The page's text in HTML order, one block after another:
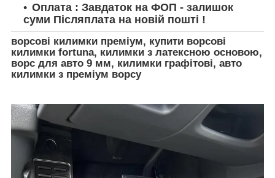
Оплата : Завдаток на ФОП - залишок
суми Післяплата на новій пошті !
ворсові килимки преміум, купити ворсові
килимки fortuna, килимки з латексною основою,
ворс для авто 9 мм, килимки графітові, авто
килимки з преміум ворсу